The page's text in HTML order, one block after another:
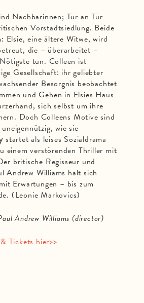
Nachbarinnen; Tür an Tür
Vorstadtsiedlung. Beide
Elsie, eine ältere Witwe, wird
die – überarbeitet –
tun. Colleen ist
Gesellschaft: ihr geliebter
Besorgnis beobachtet
und Gehen in Elsies Haus
sich selbst um ihre
Doch Colleens Motive sind
wie sie
startet als leises Sozialdrama
einem verstörenden Thriller mit
britische Regisseur und
Andrew Williams hält sich
Erwartungen – bis zum
(Leonie Markovics)
Andrew Williams (director)
Tickets hier>>